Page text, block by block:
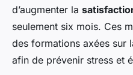
d’augmenter la
seulement six mois. Ces
des formations axées sur
afin de prévenir stress et